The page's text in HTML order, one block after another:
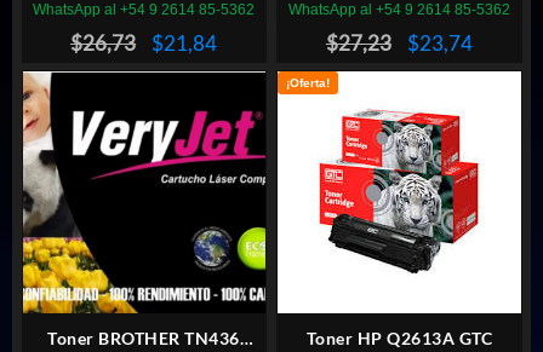
$26,73
El
precio
era:
$26,73.
$21,84El
precio
es:
$21,84.
WhatsApp al +54 9 2614 85-5362
$27,23
El
precio
era:
$27,23.
$23,74El
precio
WhatsApp al +54 9 2614 85-5362
Toner BROTHER TN436
¡Oferta!
Toner HP Q2613A GTC